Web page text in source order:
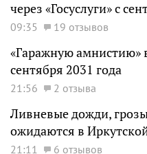
через «Госуслуги» с
09:35 19 отзывов
«Гаражную амнистию»
сентября 2031 года
21:56 2 отзыва
Ливневые дожди,
ожидаются в
21:11 6 отзывов